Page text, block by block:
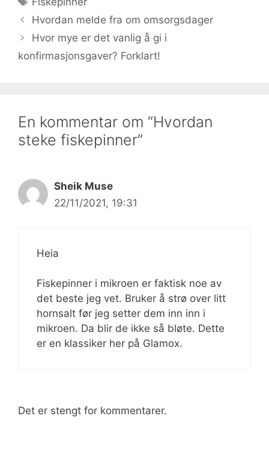
Hvordan melde fra om omsorgsdager
Hvor mye er det vanlig å gi i
konfirmasjonsgaver? Forklart!
En kommentar om “Hvordan
steke fiskepinner”
Sheik Muse
22/11/2021, 19:31
Heia
Fiskepinner i mikroen er faktisk noe av
det beste jeg vet. Bruker å strø over litt
hornsalt før jeg setter dem inn inn i
mikroen. Da blir de ikke så bløte. Dette
er en klassiker her på Glamox.
Det er stengt for kommentarer.